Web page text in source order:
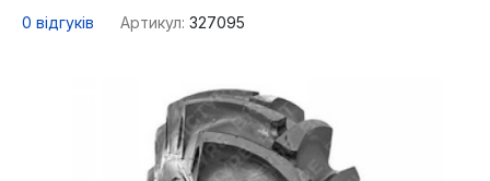
0 відгуків Артикул: 327095